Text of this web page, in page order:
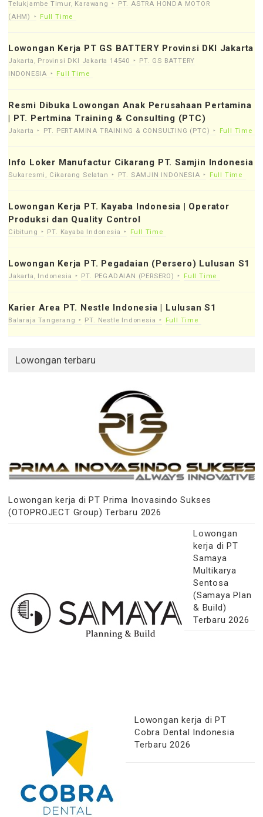
Telukjambe Timur, Karawang
PT. ASTRA HONDA MOTOR
(AHM)
Full Time
Lowongan Kerja PT GS BATTERY Provinsi DKI Jakarta
Jakarta, Provinsi DKI Jakarta 14540
PT. GS BATTERY
INDONESIA
Full Time
Resmi Dibuka Lowongan Anak Perusahaan Pertamina
| PT. Pertmina Training & Consulting (PTC)
Jakarta PT. PERTAMINA TRAINING & CONSULTING (PTC) Full Time
Info Loker Manufactur Cikarang PT. Samjin Indonesia
Sukaresmi, Cikarang Selatan PT. SAMJIN INDONESIA Full Time
Lowongan Kerja PT. Kayaba Indonesia | Operator
Produksi dan Quality Control
Cibitung PT. Kayaba Indonesia Full Time
Lowongan Kerja PT. Pegadaian (Persero) Lulusan S1
Jakarta, Indonesia PT. PEGADAIAN (PERSERO) Full Time
Karier Area PT. Nestle Indonesia | Lulusan S1
Balaraja Tangerang PT. Nestle Indonesia Full Time
Lowongan terbaru
Lowongan kerja di PT Prima Inovasindo Sukses
(OTOPROJECT Group) Terbaru 2026
Lowongan
kerja di PT
Samaya
Multikarya
Sentosa
(Samaya Plan
& Build)
Terbaru 2026
Lowongan kerja di PT
Cobra Dental Indonesia
Terbaru 2026